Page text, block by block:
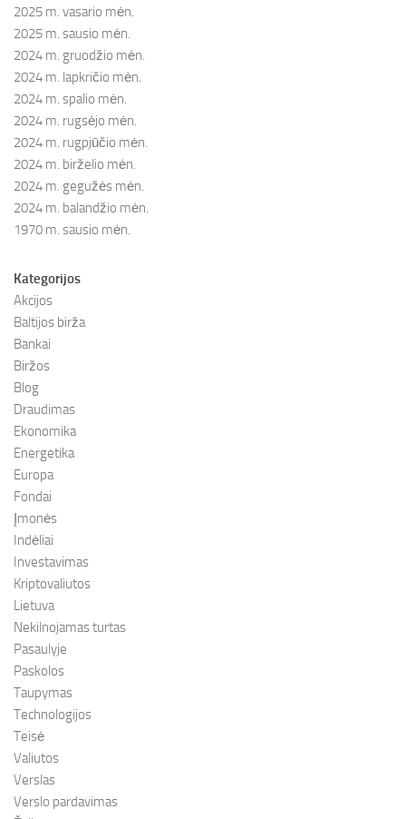
2025 m. vasario mėn.
2025 m. sausio mėn.
2024 m. gruodžio mėn.
2024 m. lapkričio mėn.
2024 m. spalio mėn.
2024 m. rugsėjo mėn.
2024 m. rugpjūčio mėn.
2024 m. birželio mėn.
2024 m. gegužės mėn.
2024 m. balandžio mėn.
1970 m. sausio mėn.
Kategorijos
Akcijos
Baltijos birža
Bankai
Biržos
Blog
Draudimas
Ekonomika
Energetika
Europa
Fondai
Įmonės
Indėliai
Investavimas
Kriptovaliutos
Lietuva
Nekilnojamas turtas
Pasaulyje
Paskolos
Taupymas
Technologijos
Teisė
Valiutos
Verslas
Verslo pardavimas